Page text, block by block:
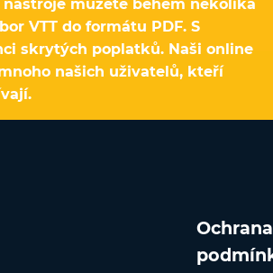
můžete během několika
VTT do formátu PDF. S
skrytých poplatků. Naši online
našich uživatelů, kteří